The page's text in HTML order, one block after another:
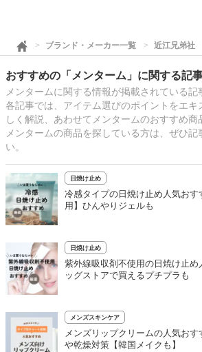
ブランド・メーカー一覧 近江兄弟社
おすすめの「メンターム」に関する記
メンタームに関する情報が掲載されている記
各記事では、アイテム選びのポイントをエ
しく解説、あわせてメンタームのおすすめ商
メンタームの商品を探している方は、ぜひ記
い。
日焼け止め
冷感タイプの日焼け止め人気お
用】ひんやりジェルも
日焼け止め
紫外線吸収剤不使用の日焼け止め
ッグストアで買えるプチプラも
メンズスキンケア
メンズリップクリームの人気お
や乾燥対策【韓国メイクも】